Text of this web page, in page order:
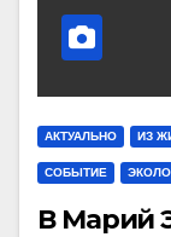
АКТУАЛЬНО ИЗ
СОБЫТИЕ
В Марий